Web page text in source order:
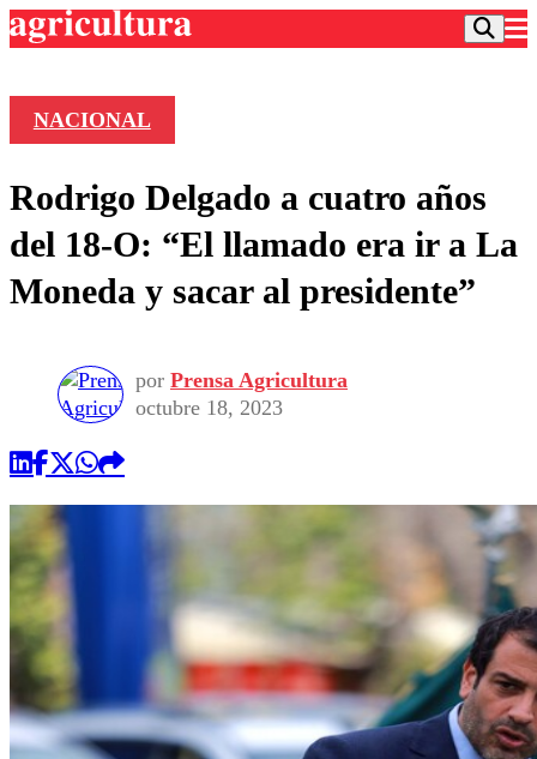
Frecuencias
Agricultura TV
Deportes
Colo Colo
Otros Deportes
Seleccion Chilena
Torneo Internacional
Universidad de Chile
Entretención
Dato Practico
Economía
Internacional
Publicaciones en medios
Opinión
NACIONAL
Rodrigo Delgado a cuatro años
del 18-O: “El llamado era ir a La
Moneda y sacar al presidente”
por Prensa Agricultura
octubre 18, 2023